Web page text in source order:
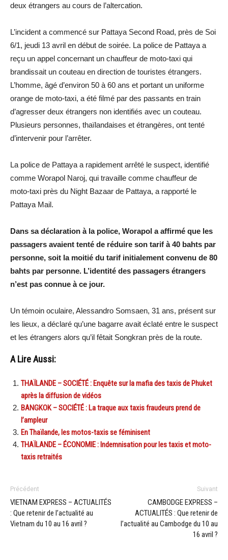
deux étrangers au cours de l’altercation.
L’incident a commencé sur Pattaya Second Road, près de Soi
6/1, jeudi 13 avril en début de soirée. La police de Pattaya a
reçu un appel concernant un chauffeur de moto-taxi qui
brandissait un couteau en direction de touristes étrangers.
L’homme, âgé d’environ 50 à 60 ans et portant un uniforme
orange de moto-taxi, a été filmé par des passants en train
d’agresser deux étrangers non identifiés avec un couteau.
Plusieurs personnes, thaïlandaises et étrangères, ont tenté
d’intervenir pour l’arrêter.
La police de Pattaya a rapidement arrêté le suspect, identifié
comme Worapol Naroj, qui travaille comme chauffeur de
moto-taxi près du Night Bazaar de Pattaya, a rapporté le
Pattaya Mail.
Dans sa déclaration à la police, Worapol a affirmé que les
passagers avaient tenté de réduire son tarif à 40 bahts par
personne, soit la moitié du tarif initialement convenu de 80
bahts par personne. L’identité des passagers étrangers
n’est pas connue à ce jour.
Un témoin oculaire, Alessandro Somsaen, 31 ans, présent sur
les lieux, a déclaré qu’une bagarre avait éclaté entre le suspect
et les étrangers alors qu’il fêtait Songkran près de la route.
A Lire Aussi:
THAÏLANDE – SOCIÉTÉ : Enquête sur la mafia des taxis de Phuket
après la diffusion de vidéos
BANGKOK – SOCIÉTÉ : La traque aux taxis fraudeurs prend de
l’ampleur
En Thaïlande, les motos-taxis se féminisent
THAÏLANDE – ÉCONOMIE : Indemnisation pour les taxis et moto-
taxis retraités
Précédent
VIETNAM EXPRESS – ACTUALITÉS
: Que retenir de l’actualité au
Vietnam du 10 au 16 avril ?
Suivant
CAMBODGE EXPRESS –
ACTUALITÉS : Que retenir de
l’actualité au Cambodge du 10 au
16 avril ?